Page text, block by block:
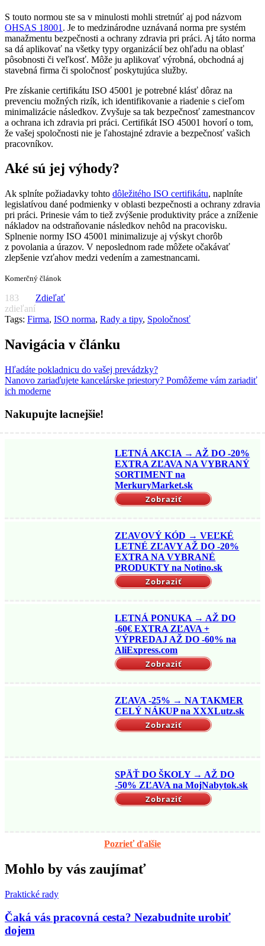
S touto normou ste sa v minulosti mohli stretnúť aj pod názvom
OHSAS 18001 . Je to medzinárodne uznávaná norma pre systém
manažmentu bezpečnosti a ochrany zdravia pri práci. Aj táto norma
sa dá aplikovať na všetky typy organizácií bez ohľadu na oblasť
pôsobnosti či veľkosť. Môže ju aplikovať výrobná, obchodná aj
stavebná firma či spoločnosť poskytujúca služby.
Pre získanie certifikátu ISO 45001 je potrebné klásť dôraz na
prevenciu možných rizík, ich identifikovanie a riadenie s cieľom
minimalizácie následkov. Zvyšuje sa tak bezpečnosť zamestnancov
a ochrana ich zdravia pri práci. Certifikát ISO 45001 hovorí o tom,
že vašej spoločnosti nie je ľahostajné zdravie a bezpečnosť vašich
pracovníkov.
Aké sú jej výhody?
Ak splníte požiadavky tohto dôležitého ISO certifikátu, naplníte
legislatívou dané podmienky v oblasti bezpečnosti a ochrany zdravia
pri práci. Prinesie vám to tiež zvýšenie produktivity práce a zníženie
nákladov na odstraňovanie následkov nehôd na pracovisku.
Splnenie normy ISO 45001 minimalizuje aj výskyt chorôb
z povolania a úrazov. V neposlednom rade môžete očakávať
zlepšenie vzťahov medzi vedením a zamestnancami.
Komerčný článok
183
zdieľaní
Zdieľať
Tags: Firma, ISO norma, Rady a tipy, Spoločnosť
Navigácia v článku
Hľadáte pokladnicu do vašej prevádzky?
Nanovo zariaďujete kancelárske priestory? Pomôžeme vám zariadiť
ich moderne
Nakupujte lacnejšie!
LETNÁ AKCIA → AŽ DO -20%
EXTRA ZĽAVA NA VYBRANÝ
SORTIMENT na
MerkuryMarket.sk
Zobraziť
ZĽAVOVÝ KÓD → VEĽKÉ
LETNÉ ZĽAVY AŽ DO -20%
EXTRA NA VYBRANÉ
PRODUKTY na Notino.sk
Zobraziť
LETNÁ PONUKA → AŽ DO
-60€ EXTRA ZĽAVA +
VÝPREDAJ AŽ DO -60% na
AliExpress.com
Zobraziť
ZĽAVA -25% → NA TAKMER
CELÝ NÁKUP na XXXLutz.sk
Zobraziť
SPÄŤ DO ŠKOLY → AŽ DO
-50% ZĽAVA na MojNabytok.sk
Zobraziť
Pozrieť ďalšie
Mohlo by vás zaujímať
Praktické rady
Čaká vás pracovná cesta? Nezabudnite urobiť
dojem